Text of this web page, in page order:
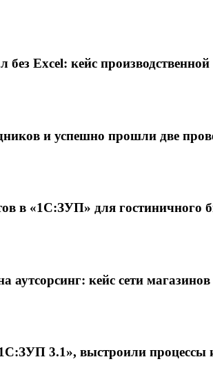
без Excel: кейс
и успешно прошли две
в «1С:ЗУП» для гостиничного
аутсорсинг: кейс сети
3.1», выстроили